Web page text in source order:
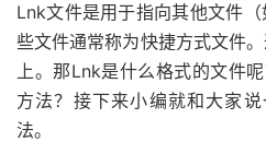
Lnk文件是用于指向其他文件
些文件通常称为快捷方式文件
上。那Lnk是什么格式的文件
方法？接下来小编就和大家
法。